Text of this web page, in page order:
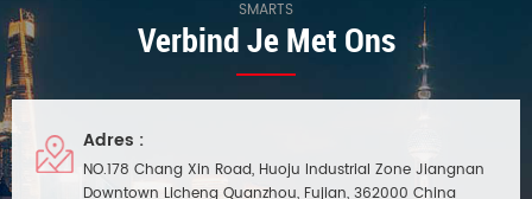
SMARTS
Verbind Je Met Ons
Adres :
NO.178 Chang Xin Road, Huoju Industrial Zone Jiangnan
Downtown Licheng Quanzhou, Fujian, 362000 China